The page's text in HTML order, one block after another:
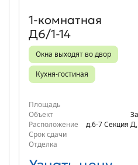
1‑комнатная
Д6/1-14
Окна выходят во двор
Кухня-гостиная
Площадь
Объект
Расположение
д.6-7 Секция Д
Срок сдачи
Отделка